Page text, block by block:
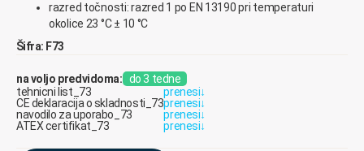
razred točnosti: razred 1 po EN 13190 pri temperaturi
okolice 23 °C ± 10 °C
Šifra: F73
na voljo predvidoma: do 3 tedne
tehnicni list_73
prenesi↓
CE deklaracija o skladnosti_73prenesi↓
navodilo za uporabo_73
prenesi↓
ATEX certifikat_73
prenesi↓